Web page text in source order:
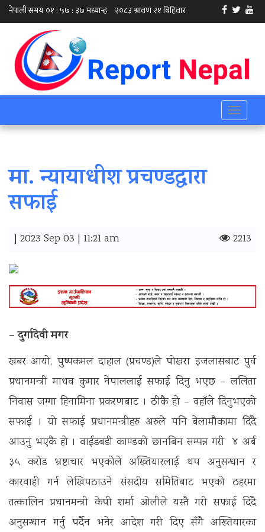
Toggle
मा. न्यायाधीश प्रचण्डद्वारा
सफाई
| 2023 Sep 03 | 11:21 am 2213
– दुर्गादेवी मगर
खबर आयो, पुष्पकमल दाहाल (प्रचण्ड)ले पोखरा इजलासबाट पुर्व
प्रधानमन्त्री माधव कुमार नेपाललाई सफाई दिनु भएछ – ललिता
निवास जग्गा हिनामिना प्रकरणबाट । ठीकै हो – वहाँले दिनुभएको
सफाई । यो सफाई प्रधानमन्त्रीहरु अरुले पनि बेलामौकामा दिंदै
आउनु भएकै हो । वाईडबडी काण्डको छानबिन सम्पन्न गरी ४ अर्ब
३५ करोड भ्रष्टाचार भएकोले अख्तियारलाई थप अनुसन्धान र
कारवाही गर्न लेखिपठाउने संसदीय समितिबाट भएको ठहरमा
तत्कालिन प्रधानमन्त्री केपी शर्मा ओलीले यस्तै गरी सफाई दिंदै
अनुसन्धान गर्नु पर्दैन भनेर आदेश गरी दिए सँगै अख्तियारका